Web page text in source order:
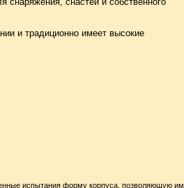
и традиционно имеет высокие
испытания форму корпуса, позволяющую им